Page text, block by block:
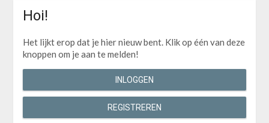
Hoi!
Het lijkt erop dat je hier nieuw bent. Klik op één van deze
knoppen om je aan te melden!
INLOGGEN
REGISTREREN